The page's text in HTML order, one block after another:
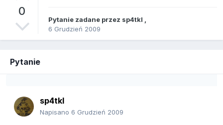
0
Pytanie zadane przez sp4tkl
6 Grudzień 2009
Pytanie
sp4tkl
Napisano 6 Grudzień 2009